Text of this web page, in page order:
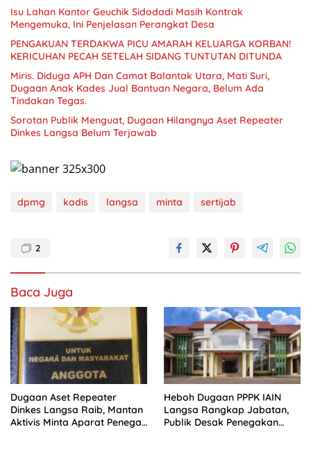
Isu Lahan Kantor Geuchik Sidodadi Masih Kontrak
Mengemuka, Ini Penjelasan Perangkat Desa
PENGAKUAN TERDAKWA PICU AMARAH KELUARGA KORBAN!
KERICUHAN PECAH SETELAH SIDANG TUNTUTAN DITUNDA
Miris. Diduga APH Dan Camat Balantak Utara, Mati Suri,
Dugaan Anak Kades Jual Bantuan Negara, Belum Ada
Sorotan Publik Menguat, Dugaan Hilangnya Aset Repeater
Dinkes Langsa Belum Terjawab
dpmg kadis langsa minta sertijab
2
Baca Juga
Dugaan Aset Repeater
Dinkes Langsa Raib, Mantan
Aktivis Minta Aparat Penegak
Heboh Dugaan PPPK IAIN
Langsa Rangkap Jabatan,
Publik Desak Penegakan